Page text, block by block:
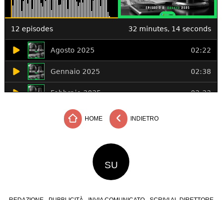
HOME INDIETRO
SU